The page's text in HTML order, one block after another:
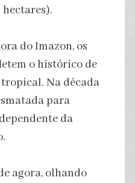
do Imazon, os
o histórico de
Na década
para
da
agora, olhando